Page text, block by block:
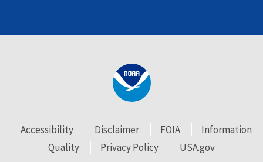
Accessibility Disclaimer FOIA
Information
Quality
Privacy Policy USA.gov